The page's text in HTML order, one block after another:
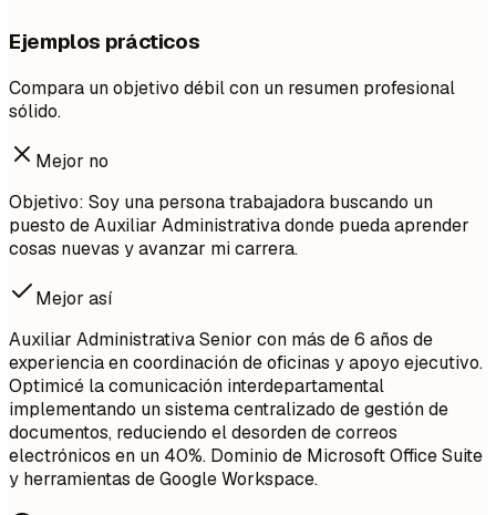
Ejemplos prácticos
Compara un objetivo débil con un resumen profesional
sólido.
Mejor no
Objetivo: Soy una persona trabajadora buscando un
puesto de Auxiliar Administrativa donde pueda aprender
cosas nuevas y avanzar mi carrera.
Mejor así
Auxiliar Administrativa Senior con más de 6 años de
experiencia en coordinación de oficinas y apoyo ejecutivo.
Optimicé la comunicación interdepartamental
implementando un sistema centralizado de gestión de
documentos, reduciendo el desorden de correos
electrónicos en un 40%. Dominio de Microsoft Office Suite
y herramientas de Google Workspace.